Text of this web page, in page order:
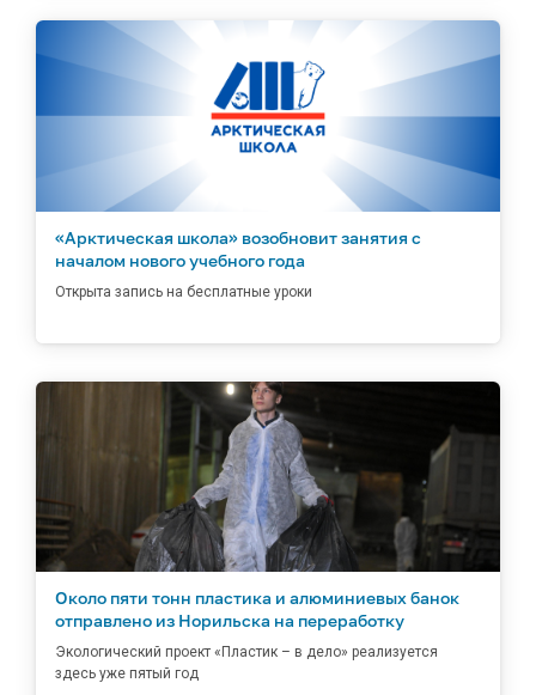
«Арктическая школа» возобновит занятия с
началом нового учебного года
Открыта запись на бесплатные уроки
Около пяти тонн пластика и алюминиевых банок
отправлено из Норильска на переработку
Экологический проект «Пластик – в дело» реализуется
здесь уже пятый год